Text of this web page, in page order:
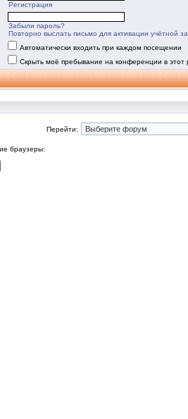
Регистрация
Забыли пароль?
Повторно выслать письмо для активации учётной
Автоматически входить при каждом посещении
Скрыть моё пребывание на конференции в этот
Перейти:
браузеры: